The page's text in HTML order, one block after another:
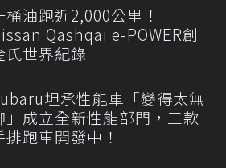
桶油跑近2,000公里！
Qashqai e-POWER創
氏世界紀錄
坦承性能車「變得太無
」成立全新性能部門，三款
排跑車開發中！